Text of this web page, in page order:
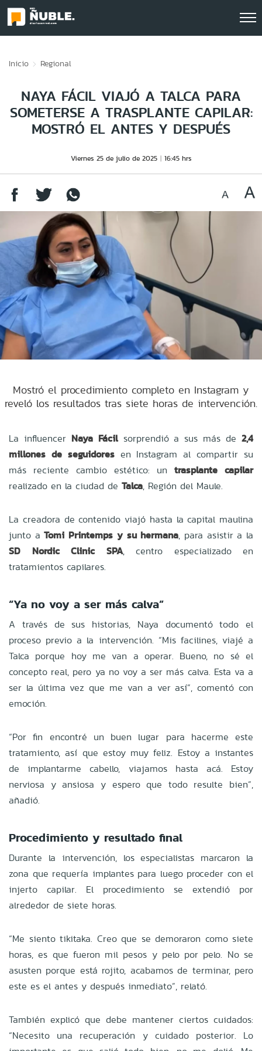
Inicio Regional
NAYA FÁCIL VIAJÓ A TALCA PARA
SOMETERSE A TRASPLANTE CAPILAR:
MOSTRÓ EL ANTES Y DESPUÉS
Viernes 25 de julio de 2025 16:45 hrs
Mostró el procedimiento completo en Instagram y
reveló los resultados tras siete horas de intervención.
La influencer Naya Fácilsorprendió a sus más de2,4
millones de seguidoresen Instagram al compartir su
más reciente cambio estético: un trasplante capilar
realizado en la ciudad de Talca, Región del Maule.
La creadora de contenido viajó hasta la capital maulina
junto aTomi Printemps y su hermana, para asistir a la
SD Nordic Clinic SPA, centro especializado en
tratamientos capilares.
“Ya no voy a ser más calva”
A través de sus historias, Naya documentó todo el
proceso previo a la intervención. “Mis facilines, viajé a
Talca porque hoy me van a operar. Bueno, no sé el
concepto real, pero ya no voy a ser más calva. Esta va a
ser la última vez que me van a ver así”, comentó con
emoción.
“Por fin encontré un buen lugar para hacerme este
tratamiento, así que estoy muy feliz. Estoy a instantes
de implantarme cabello, viajamos hasta acá. Estoy
nerviosa y ansiosa y espero que todo resulte bien”,
añadió.
Procedimiento y resultado final
Durante la intervención, los especialistas marcaron la
zona que requería implantes para luego proceder con el
injerto capilar. El procedimiento se extendió por
alrededor de siete horas.
“Me siento tikitaka. Creo que se demoraron como siete
horas, es que fueron mil pesos y pelo por pelo. No se
asusten porque está rojito, acabamos de terminar, pero
este es el antes y después inmediato”, relató.
También explicó que debe mantener ciertos cuidados:
“Necesito una recuperación y cuidado posterior. Lo